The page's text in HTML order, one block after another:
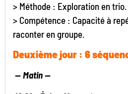
> Méthode : Exploration en trio.
> Compétence : Capacité à
raconter en groupe.
Deuxième jour : 6
—Matin —